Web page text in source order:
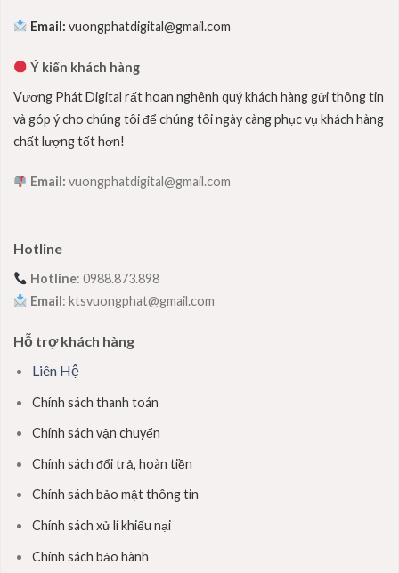
Email: vuongphatdigital@gmail.com
Ý kiến khách hàng
Vương Phát Digital rất hoan nghênh quý khách hàng gửi thông tin
và góp ý cho chúng tôi để chúng tôi ngày càng phục vụ khách hàng
chất lượng tốt hơn!
Email:vuongphatdigital@gmail.com
Hotline
Hotline: 0988.873.898
Email: ktsvuongphat@gmail.com
Hỗ trợ khách hàng
Liên Hệ
Chính sách thanh toán
Chính sách vận chuyển
Chính sách đổi trả, hoàn tiền
Chính sách bảo mật thông tin
Chính sách xử lí khiếu nại
Chính sách bảo hành